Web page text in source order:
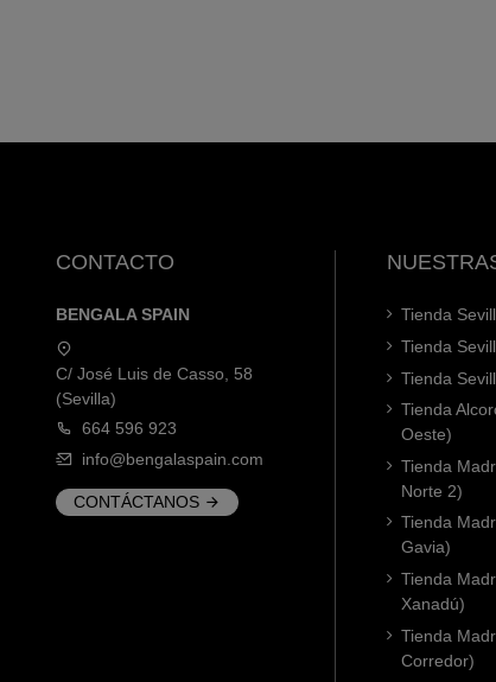
CONTACTO
BENGALA SPAIN
C/ José Luis de Casso, 58
(Sevilla)
664 596 923
info@bengalaspain.com
CONTÁCTANOS
Tienda
Tienda
Tienda
Tienda
Oeste)
Tienda
Norte 2)
Tienda
Gavia)
Tienda
Xanadú)
Tienda
Corredor)